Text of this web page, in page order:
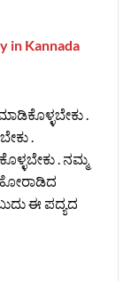
in Kannada
.
.
. ನಮ್ಮ
ಈ ಪದ್ಯದ